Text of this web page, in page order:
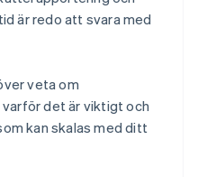
är redo att svara med
veta om
det är viktigt och
kan skalas med ditt